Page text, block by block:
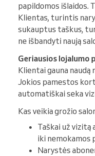
papildomos išlaidos.
Klientas, turintis
sukauptus taškus,
ne išbandyti naują
Geriausios lojalumo
Klientai gauna naudą
Jokios pamestos
automatiškai seka
Kas veikia grožio
Taškai už vizitą
iki nemokamos
Narystės